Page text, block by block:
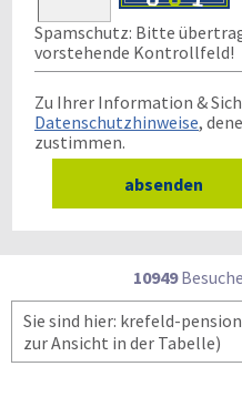
Spamschutz: Bitte
vorstehende Kontrollfeld!
Zu Ihrer Information &
Datenschutzhinweise,
zustimmen.
10949
Sie sind hier: krefeld-
zur Ansicht in der Tabelle)